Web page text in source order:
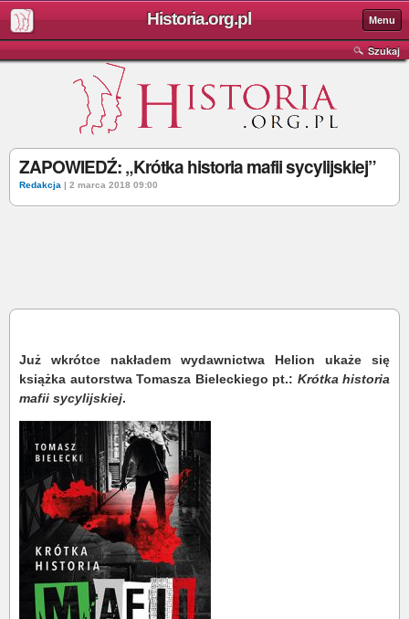
Historia.org.pl Menu
Szukaj
ZAPOWIEDŹ: „Krótka historia mafii sycylijskiej”
Redakcja | 2 marca 2018 09:00
Już wkrótce nakładem wydawnictwa Helion ukaże się
książka autorstwa Tomasza Bieleckiego pt.: Krótka historia
mafii sycylijskiej.